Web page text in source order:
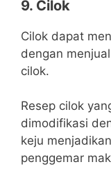
9. Cilok
Cilok dapat
dengan
cilok.
Resep cilok
dimodifikasi
keju
penggemar